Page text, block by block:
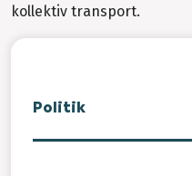
kollektiv transport.
Politik